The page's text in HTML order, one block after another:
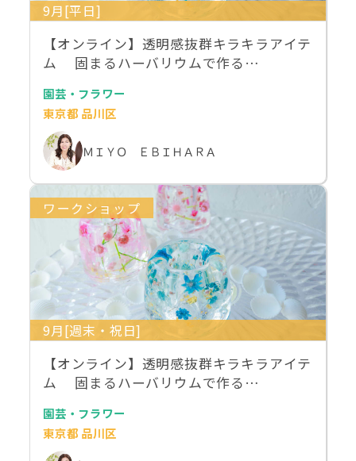
9月[平日]
【オンライン】透明感抜群キラキラアイテ
ム 固まるハーバリウムで作る…
園芸・フラワー
東京都 品川区
ＭＩＹＯ ＥＢＩＨＡＲＡ
ワークショップ
9月[週末・祝日]
【オンライン】透明感抜群キラキラアイテ
ム 固まるハーバリウムで作る…
園芸・フラワー
東京都 品川区